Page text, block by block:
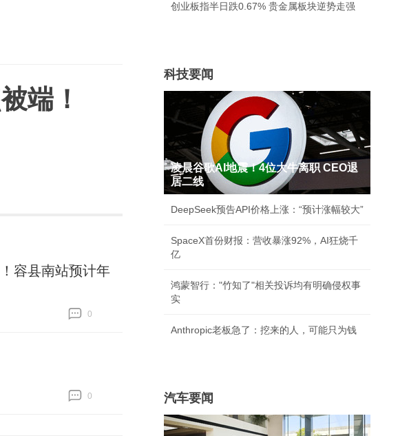
端！
容县南站预计年
0
0
创业板指半日跌0.67% 贵金属板块逆势走强
科技要闻
凌晨谷歌AI地震！4位大牛离职 CEO退
居二线
DeepSeek预告API价格上涨：“预计涨幅较大”
SpaceX首份财报：营收暴涨92%，AI狂烧千
亿
鸿蒙智行："竹知了"相关投诉均有明确侵权事
实
Anthropic老板急了：挖来的人，可能只为钱
汽车要闻